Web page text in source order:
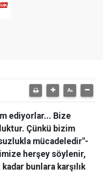
ediyorlar... Bize
Çünkü bizim
mücadeledir"-
herşey söylenir,
bunlara karşılık